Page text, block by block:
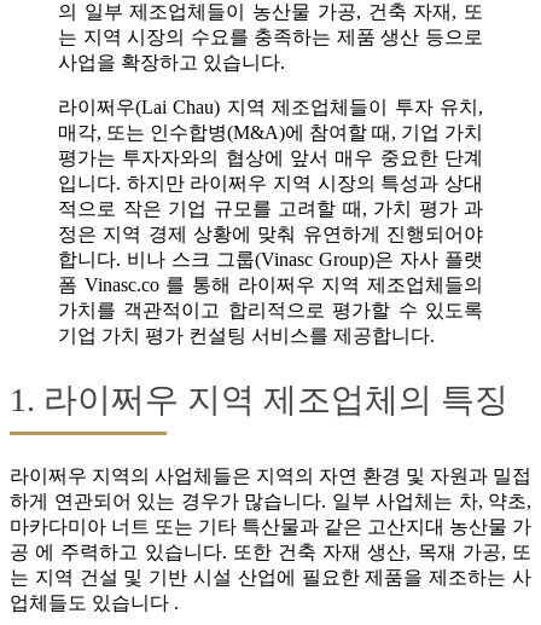
의 일부 제조업체들이 농산물 가공, 건축 자재, 또
는 지역 시장의 수요를 충족하는 제품 생산 등으로
사업을 확장하고 있습니다.
라이쩌우(Lai Chau) 지역 제조업체들이 투자 유치,
매각, 또는 인수합병(M&A)에 참여할 때, 기업 가치
평가는 투자자와의 협상에 앞서 매우 중요한 단계
입니다. 하지만 라이쩌우 지역 시장의 특성과 상대
적으로 작은 기업 규모를 고려할 때, 가치 평가 과
정은 지역 경제 상황에 맞춰 유연하게 진행되어야
합니다. 비나 스크 그룹(Vinasc Group)은 자사 플랫
폼 Vinasc.co 를 통해 라이쩌우 지역 제조업체들의
가치를 객관적이고 합리적으로 평가할 수 있도록
기업 가치 평가 컨설팅 서비스를 제공합니다.
1. 라이쩌우 지역 제조업체의 특징
라이쩌우 지역의 사업체들은 지역의 자연 환경 및 자원과 밀접
하게 연관되어 있는 경우가 많습니다. 일부 사업체는 차, 약초,
마카다미아 너트 또는 기타 특산물과 같은 고산지대 농산물 가
공 에 주력하고 있습니다. 또한 건축 자재 생산, 목재 가공, 또
는 지역 건설 및 기반 시설 산업에 필요한 제품을 제조하는 사
업체들도 있습니다 .